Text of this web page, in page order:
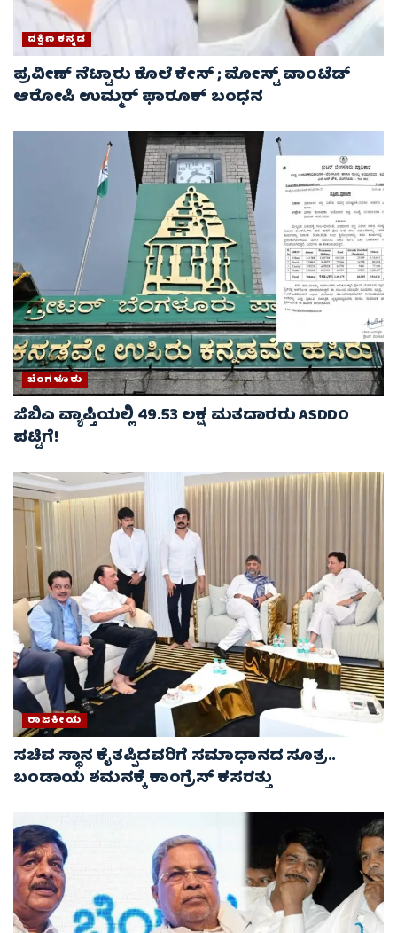
ದಕ್ಷಿಣ ಕನ್ನಡ
ಪ್ರವೀಣ್ ನೆಟ್ಟಾರು ಕೊಲೆ ಕೇಸ್ ​; ಮೋಸ್ಟ್ ವಾಂಟೆಡ್‌
ಆರೋಪಿ ಉಮ್ಮರ್ ಫಾರೂಕ್ ಬಂಧನ
ಬೆಂಗಳೂರು
ಜಿಬಿಎ ವ್ಯಾಪ್ತಿಯಲ್ಲಿ 49.53 ಲಕ್ಷ ಮತದಾರರು ASDDO
ಪಟ್ಟಿಗೆ!
ರಾಜಕೀಯ
ಸಚಿವ ಸ್ಥಾನ ಕೈತಪ್ಪಿದವರಿಗೆ ಸಮಾಧಾನದ ಸೂತ್ರ..
ಬಂಡಾಯ ಶಮನಕ್ಕೆ ಕಾಂಗ್ರೆಸ್ ಕಸರತ್ತು